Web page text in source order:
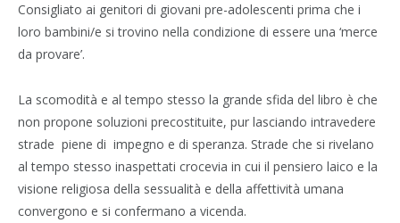
Consigliato ai genitori di giovani pre-adolescenti prima che i
loro bambini/e si trovino nella condizione di essere una ‘merce
da provare’.
La scomodità e al tempo stesso la grande sfida del libro è che
non propone soluzioni precostituite, pur lasciando intravedere
strade piene di impegno e di speranza. Strade che si rivelano
al tempo stesso inaspettati crocevia in cui il pensiero laico e la
visione religiosa della sessualità e della affettività umana
convergono e si confermano a vicenda.